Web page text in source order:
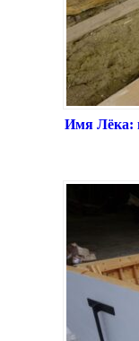
Имя Лёка: